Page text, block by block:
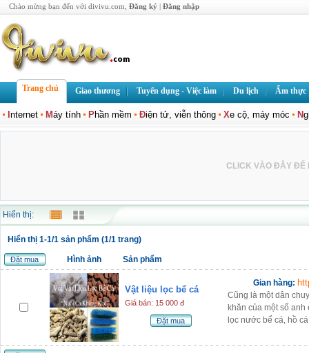
Chào mừng bạn đến với divivu.com, Đăng ký | Đăng nhập
Trang chủ Giao thương Tuyển dụng - Việc làm Du lịch Ẩm thực
nternet Máy tính Phần mềm Điện tử, viễn thông Xe cộ, máy móc N
CLICK VÀO ĐÂY ĐỂ
Hiển thị:
Hiển thị 1-1/1 sản phẩm (1/1 trang)
Đặt mua Hình ảnh Sản phẩm
Vật liệu lọc bể cá
Giá bán: 15 000 đ
Đặt mua
Gian hàng:
Cũng là một dân
khăn của một số
lọc nước bể cá, hồ